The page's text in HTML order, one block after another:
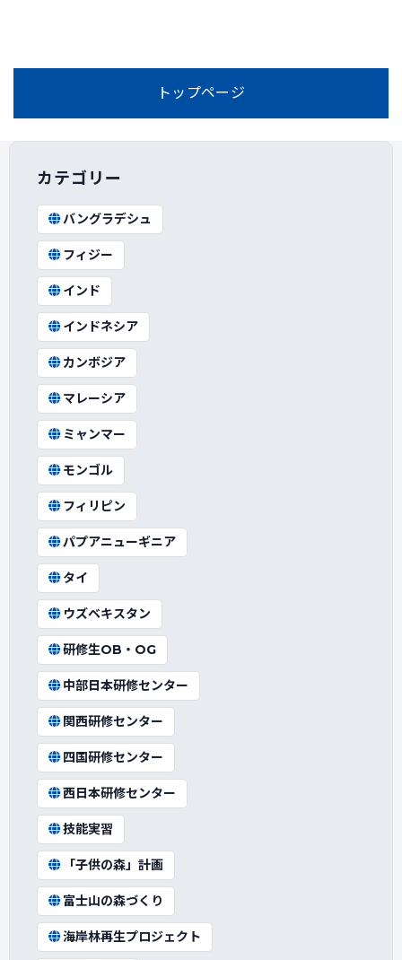
トップページ
カテゴリー
バングラデシュ
フィジー
インド
インドネシア
カンボジア
マレーシア
ミャンマー
モンゴル
フィリピン
パプアニューギニア
タイ
ウズベキスタン
研修生OB・OG
中部日本研修センター
関西研修センター
四国研修センター
西日本研修センター
技能実習
「子供の森」計画
富士山の森づくり
海岸林再生プロジェクト